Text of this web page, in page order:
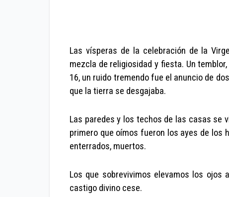
Las vísperas de la celebración de la
mezcla de religiosidad y fiesta. Un
16, un ruido tremendo fue el anuncio de
que la tierra se desgajaba.
Las paredes y los techos de las casas se
primero que oímos fueron los ayes de los
enterrados, muertos.
Los que sobrevivimos elevamos los ojos
castigo divino cese.